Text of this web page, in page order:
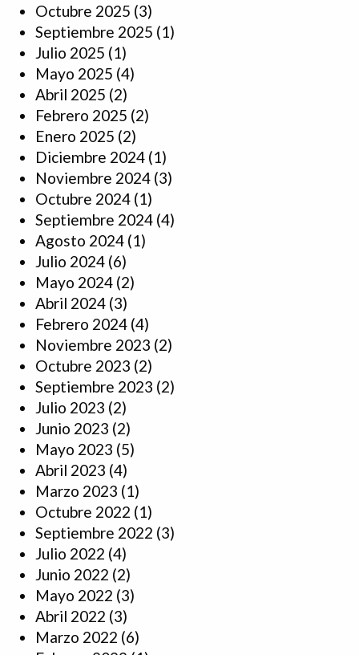
Octubre 2025 (3)
Septiembre 2025 (1)
Julio 2025 (1)
Mayo 2025 (4)
Abril 2025 (2)
Febrero 2025 (2)
Enero 2025 (2)
Diciembre 2024 (1)
Noviembre 2024 (3)
Octubre 2024 (1)
Septiembre 2024 (4)
Agosto 2024 (1)
Julio 2024 (6)
Mayo 2024 (2)
Abril 2024 (3)
Febrero 2024 (4)
Noviembre 2023 (2)
Octubre 2023 (2)
Septiembre 2023 (2)
Julio 2023 (2)
Junio 2023 (2)
Mayo 2023 (5)
Abril 2023 (4)
Marzo 2023 (1)
Octubre 2022 (1)
Septiembre 2022 (3)
Julio 2022 (4)
Junio 2022 (2)
Mayo 2022 (3)
Abril 2022 (3)
Marzo 2022 (6)